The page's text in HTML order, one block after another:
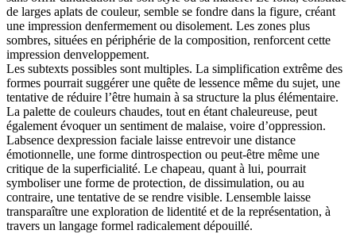
de larges aplats de couleur, semble se fondre dans la figure, créant
une impression denfermement ou disolement. Les zones plus
sombres, situées en périphérie de la composition, renforcent cette
impression denveloppement.
Les subtexts possibles sont multiples. La simplification extrême des
formes pourrait suggérer une quête de lessence même du sujet, une
tentative de réduire l’être humain à sa structure la plus élémentaire.
La palette de couleurs chaudes, tout en étant chaleureuse, peut
également évoquer un sentiment de malaise, voire d’oppression.
Labsence dexpression faciale laisse entrevoir une distance
émotionnelle, une forme dintrospection ou peut-être même une
critique de la superficialité. Le chapeau, quant à lui, pourrait
symboliser une forme de protection, de dissimulation, ou au
contraire, une tentative de se rendre visible. Lensemble laisse
transparaître une exploration de lidentité et de la représentation, à
travers un langage formel radicalement dépouillé.